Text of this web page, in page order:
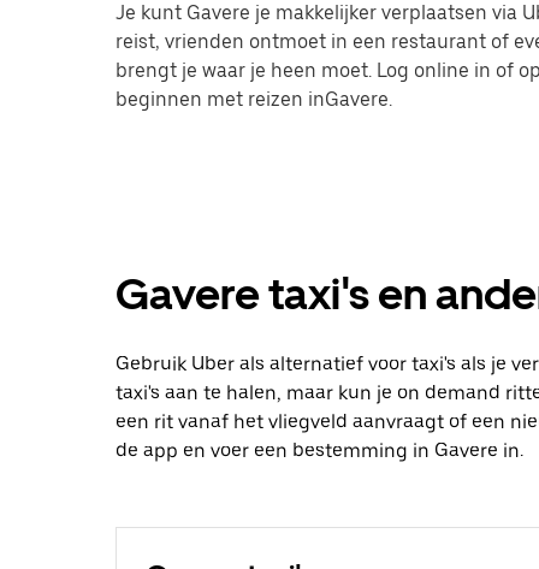
Je kunt Gavere je makkelijker verplaatsen via
reist, vrienden ontmoet in een restaurant of
brengt je waar je heen moet. Log online in of
beginnen met reizen inGavere.
Gavere taxi's en
Gebruik Uber als alternatief voor taxi's als je
taxi's aan te halen, maar kun je on demand
een rit vanaf het vliegveld aanvraagt of een
de app en voer een bestemming in Gavere in.